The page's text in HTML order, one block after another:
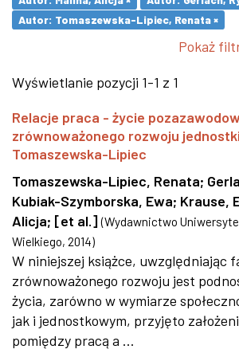
Autor: Tomaszewska-Lipiec, Renata ×
Pokaż
Wyświetlanie pozycji 1-1 z 1
Relacje praca - życie
zrównoważonego rozwoju
Tomaszewska-Lipiec
Tomaszewska-Lipiec, Renata;
Kubiak-Szymborska, Ewa; Krause,
Alicja; [et al.] (Wydawnictwo
Wielkiego, 2014)
W niniejszej książce, uwzględniając
zrównoważonego rozwoju jest
życia, zarówno w wymiarze
jak i jednostkowym, przyjęto
pomiędzy pracą a ...